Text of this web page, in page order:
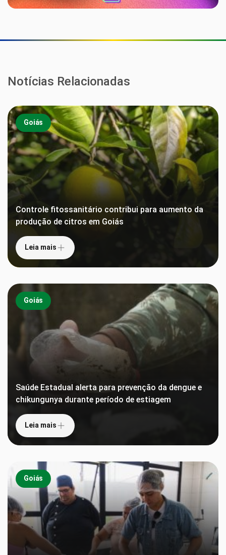
Notícias Relacionadas
Goiás
Controle fitossanitário contribui para aumento da
produção de citros em Goiás
Leia mais
Goiás
Saúde Estadual alerta para prevenção da dengue e
chikungunya durante período de estiagem
Leia mais
Goiás